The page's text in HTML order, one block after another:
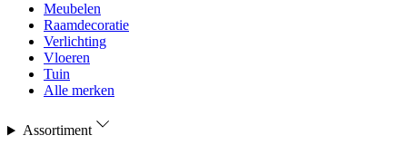
Meubelen
Raamdecoratie
Verlichting
Vloeren
Tuin
Alle merken
Assortiment